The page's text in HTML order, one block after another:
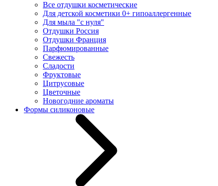
Все отдушки косметические
Для детской косметики 0+ гипоаллергенные
Для мыла "с нуля"
Отдушки Россия
Отдушки Франция
Парфюмированные
Свежесть
Сладости
Фруктовые
Цитрусовые
Цветочные
Новогодние ароматы
Формы силиконовые